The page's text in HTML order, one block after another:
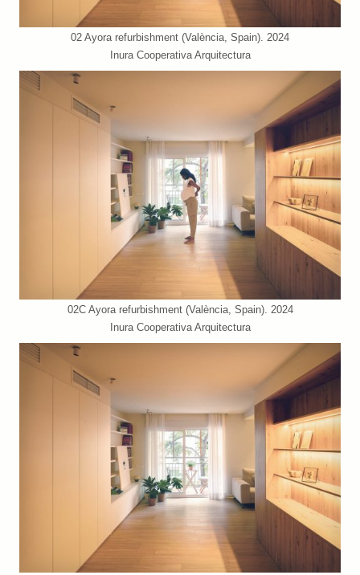
02 Ayora refurbishment (València, Spain). 2024
Inura Cooperativa Arquitectura
02C Ayora refurbishment (València, Spain). 2024
Inura Cooperativa Arquitectura